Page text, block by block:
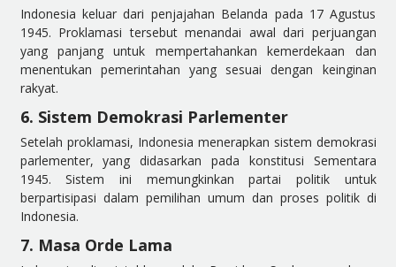
Indonesia keluar dari penjajahan Belanda pada 17 Agustus
1945. Proklamasi tersebut menandai awal dari perjuangan
yang panjang untuk mempertahankan kemerdekaan dan
menentukan pemerintahan yang sesuai dengan keinginan
rakyat.
6. Sistem Demokrasi Parlementer
Setelah proklamasi, Indonesia menerapkan sistem demokrasi
parlementer, yang didasarkan pada konstitusi Sementara
1945. Sistem ini memungkinkan partai politik untuk
berpartisipasi dalam pemilihan umum dan proses politik di
Indonesia.
7. Masa Orde Lama